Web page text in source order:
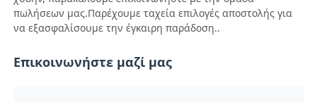
Διαλογιστής τραπεζογραμματίων
πωλήσεων μας.Παρέχουμε ταχεία επιλογές αποστολής για
να εξασφαλίσουμε την έγκαιρη παράδοση..
Επικοινωνήστε μαζί μας